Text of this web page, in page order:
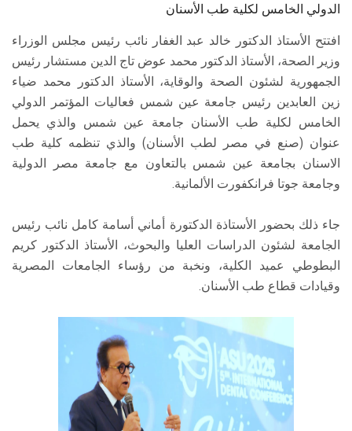
الدولي الخامس لكلية طب الأسنان
افتتح الأستاذ الدكتور خالد عبد الغفار نائب رئيس مجلس الوزراء
وزير الصحة، الأستاذ الدكتور محمد عوض تاج الدين مستشار رئيس
الجمهورية لشئون الصحة والوقاية، الأستاذ الدكتور محمد ضياء
زين العابدين رئيس جامعة عين شمس فعاليات المؤتمر الدولي
الخامس لكلية طب الأسنان جامعة عين شمس والذي يحمل
عنوان (صنع في مصر لطب الأسنان) والذي تنظمه كلية طب
الاسنان بجامعة عين شمس بالتعاون مع جامعة مصر الدولية
وجامعة جوتا فرانكفورت الألمانية.
جاء ذلك بحضور الأستاذة الدكتورة أماني أسامة كامل نائب رئيس
الجامعة لشئون الدراسات العليا والبحوث، الأستاذ الدكتور كريم
البطوطي عميد الكلية، ونخبة من رؤساء الجامعات المصرية
وقيادات قطاع طب الأسنان.